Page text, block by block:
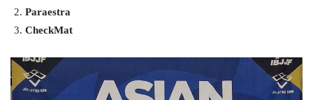
Paraestra
CheckMat